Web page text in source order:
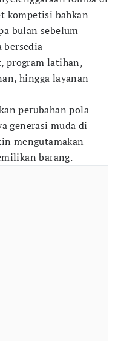
kompetisi bahkan
bulan sebelum
bersedia
program latihan,
hingga layanan
perubahan pola
generasi muda di
mengutamakan
barang.